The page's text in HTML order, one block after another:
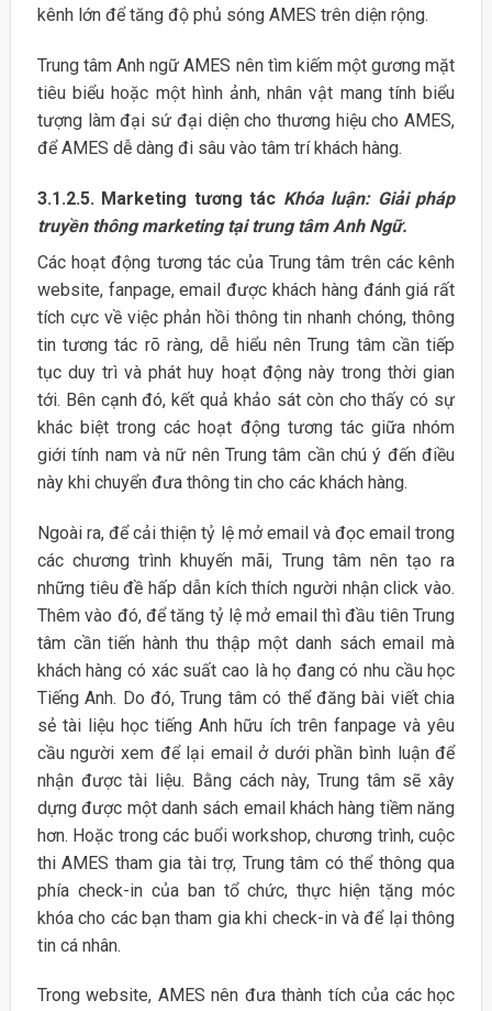
kênh lớn để tăng độ phủ sóng AMES trên diện rộng.
Trung tâm Anh ngữ AMES nên tìm kiếm một gương mặt
tiêu biểu hoặc một hình ảnh, nhân vật mang tính biểu
tượng làm đại sứ đại diện cho thương hiệu cho AMES,
để AMES dễ dàng đi sâu vào tâm trí khách hàng.
3.1.2.5. Marketing tương tác Khóa luận: Giải pháp
truyền thông marketing tại trung tâm Anh Ngữ.
Các hoạt động tương tác của Trung tâm trên các kênh
website, fanpage, email được khách hàng đánh giá rất
tích cực về việc phản hồi thông tin nhanh chóng, thông
tin tương tác rõ ràng, dễ hiểu nên Trung tâm cần tiếp
tục duy trì và phát huy hoạt động này trong thời gian
tới. Bên cạnh đó, kết quả khảo sát còn cho thấy có sự
khác biệt trong các hoạt động tương tác giữa nhóm
giới tính nam và nữ nên Trung tâm cần chú ý đến điều
này khi chuyển đưa thông tin cho các khách hàng.
Ngoài ra, để cải thiện tỷ lệ mở email và đọc email trong
các chương trình khuyến mãi, Trung tâm nên tạo ra
những tiêu đề hấp dẫn kích thích người nhận click vào.
Thêm vào đó, để tăng tỷ lệ mở email thì đầu tiên Trung
tâm cần tiến hành thu thập một danh sách email mà
khách hàng có xác suất cao là họ đang có nhu cầu học
Tiếng Anh. Do đó, Trung tâm có thể đăng bài viết chia
sẻ tài liệu học tiếng Anh hữu ích trên fanpage và yêu
cầu người xem để lại email ở dưới phần bình luận để
nhận được tài liệu. Bằng cách này, Trung tâm sẽ xây
dựng được một danh sách email khách hàng tiềm năng
hơn. Hoặc trong các buổi workshop, chương trình, cuộc
thi AMES tham gia tài trợ, Trung tâm có thể thông qua
phía check-in của ban tổ chức, thực hiện tặng móc
khóa cho các bạn tham gia khi check-in và để lại thông
tin cá nhân.
Trong website, AMES nên đưa thành tích của các học